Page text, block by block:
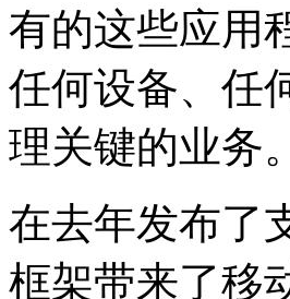
有的这些应用
任何设备、任
理关键的业务。
在去年发布了
框架带来了移